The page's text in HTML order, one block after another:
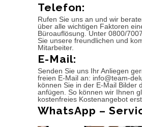
Telefon:
Rufen Sie uns an und wir
über alle wichtigen Faktoren
Büroauflösung. Unter 0800/
Sie unsere freundlichen und
Mitarbeiter.
E-Mail:
Senden Sie uns Ihr Anliegen
freien E-Mail an: info@team-
können Sie in der E-Mail Bilder
anfügen. So können wir Ihnen
kostenfreies Kostenangebot
WhatsApp –